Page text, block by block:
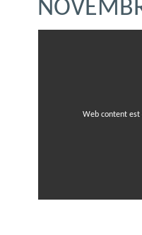
Web content est